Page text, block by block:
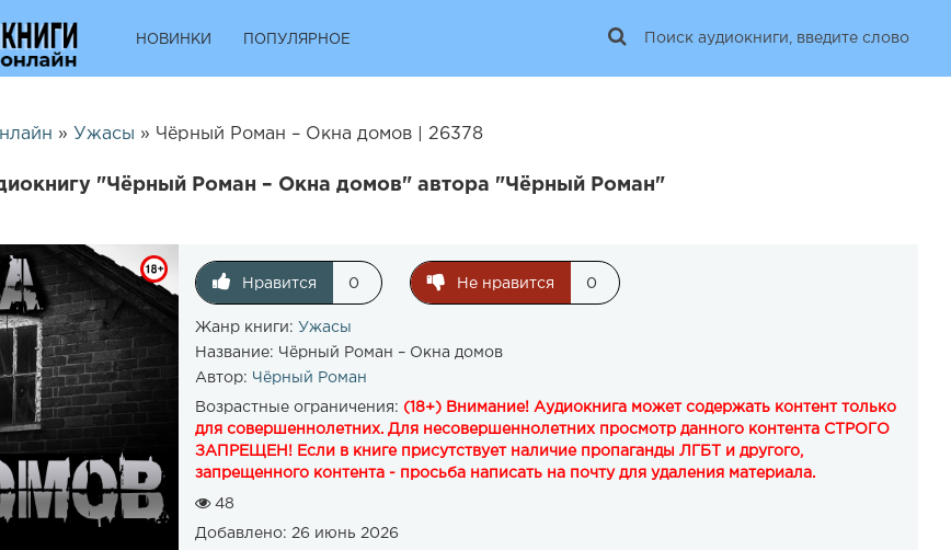
НОВИНКИ ПОПУЛЯРНОЕ
» Ужасы » Чёрный Роман – Окна домов | 26378
"Чёрный Роман – Окна домов" автора "Чёрный Роман"
Нравится 0 Не нравится 0
Жанр книги: Ужасы
Название: Чёрный Роман – Окна домов
Автор: Чёрный Роман
Возрастные ограничения: (18+) Внимание! Аудиокнига может содержать контент только
для совершеннолетних. Для несовершеннолетних просмотр данного контента СТРОГО
ЗАПРЕЩЕН! Если в книге присутствует наличие пропаганды ЛГБТ и другого,
запрещенного контента - просьба написать на почту для удаления материала.
48
Добавлено: 26 июнь 2026